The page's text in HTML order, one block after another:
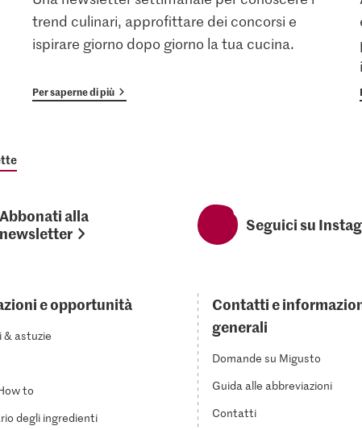
trend culinari, approfittare dei concorsi e
ispirare giorno dopo giorno la tua cucina.
Per saperne di più
Abbonati alla
newsletter
Seguici su
e opportunità
& astuzie
to
degli ingredienti
Contatti e
generali
Domande su Migusto
Guida alle abbreviazioni
Contatti